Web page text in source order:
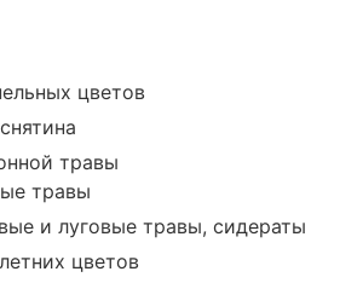
цветов
травы
травы
и луговые травы, сидераты
цветов